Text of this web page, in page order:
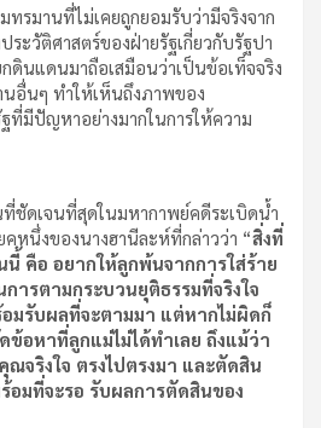
ทรมานที่ไม่เคยถูกยอมรับว่ามีจริงจาก
ประวัติศาสตร์ของฝ่ายรัฐเกี่ยวกับรัฐปา
ดินแดนมาถือเสมือนว่าเป็นข้อเท็จจริง
อื่นๆ ทำให้เห็นถึงภาพของ
ที่มีปัญหาอย่างมากในการให้ความ
ที่ชัดเจนที่สุดในมหากาพย์คดีระเบิดน้ำ
หนึ่งของนางฮานีละห์ที่กล่าวว่า “สิ่งที่
คือ อยากให้ลูกพ้นจากการใส่ร้าย
ารตามกระบวนยุติธรรมที่จริงใจ
มรับผลที่จะตามมา แต่หากไม่ผิดก็
ข้อหาที่ลูกแม่ไม่ได้ทำเลย ถึงแม้ว่า
ณจริงใจ ตรงไปตรงมา และตัดสิน
อมที่จะรอ รับผลการตัดสินของ